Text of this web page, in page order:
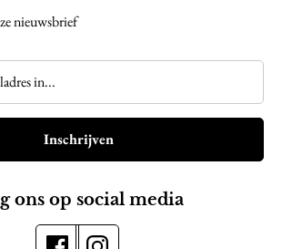
nieuwsbrief
Inschrijven
ons op social media